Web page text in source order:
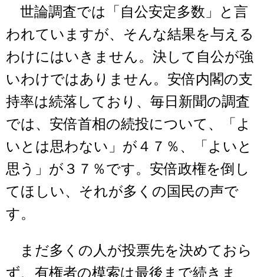
世論調査では「自公安定多数」と言
われていますが、そんな結果を与える
わけにはいきません。決して自公が強
いわけではありません。安倍内閣の支
持率は続落しており、毎日新聞の調査
では、安倍首相の続投について、「よ
いとは思わない」が４７％、「よいと
思う」が３７％です。安倍政権を倒し
てほしい、それが多くの国民の声で
す。
まだ多くの人が投票先を決めておら
ず、有権者の模索は最後まで続きま